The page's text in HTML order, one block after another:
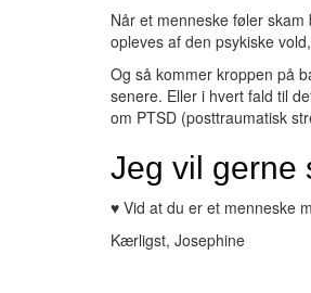
Når et menneske føler
opleves af den psykiske
Og så kommer kroppen på
senere. Eller i hvert fald til
om PTSD (posttraumatisk
Jeg vil gerne
♥ Vid at du er et menneske
Kærligst, Josephine